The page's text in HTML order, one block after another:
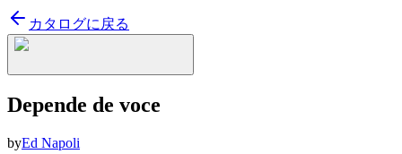
カタログに戻る
Depende de voce
byEd Napoli